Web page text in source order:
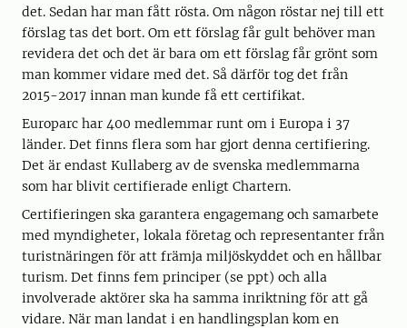
det. Sedan har man fått rösta. Om någon röstar nej till ett
förslag tas det bort. Om ett förslag får gult behöver man
revidera det och det är bara om ett förslag får grönt som
man kommer vidare med det. Så därför tog det från
2015-2017 innan man kunde få ett certifikat.
Europarc har 400 medlemmar runt om i Europa i 37
länder. Det finns flera som har gjort denna certifiering.
Det är endast Kullaberg av de svenska medlemmarna
som har blivit certifierade enligt Chartern.
Certifieringen ska garantera engagemang och samarbete
med myndigheter, lokala företag och representanter från
turistnäringen för att främja miljöskyddet och en hållbar
turism. Det finns fem principer (se ppt) och alla
involverade aktörer ska ha samma inriktning för att gå
vidare. När man landat i en handlingsplan kom en